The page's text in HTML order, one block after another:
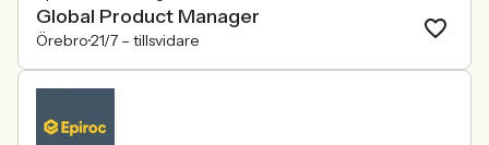
Global Product Manager
Örebro21/7 – tillsvidare